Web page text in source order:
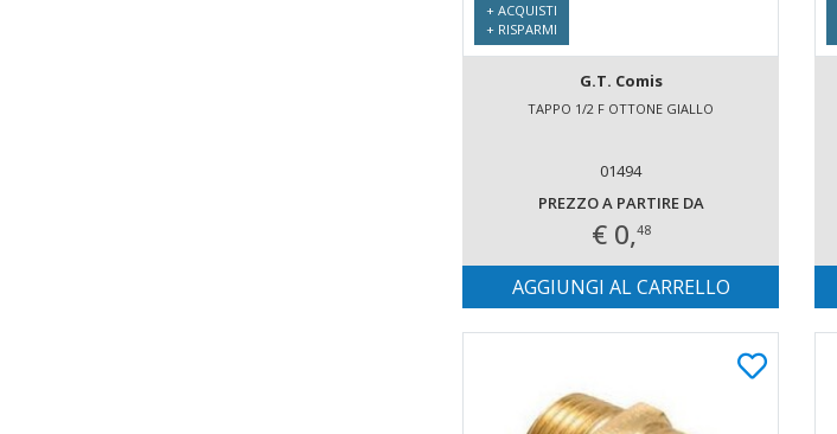
+ ACQUISTI
+ RISPARMI
G.T. Comis
TAPPO 1/2 F OTTONE GIALLO
01494
PREZZO A PARTIRE DA
€ 0,48
AGGIUNGI AL CARRELLO